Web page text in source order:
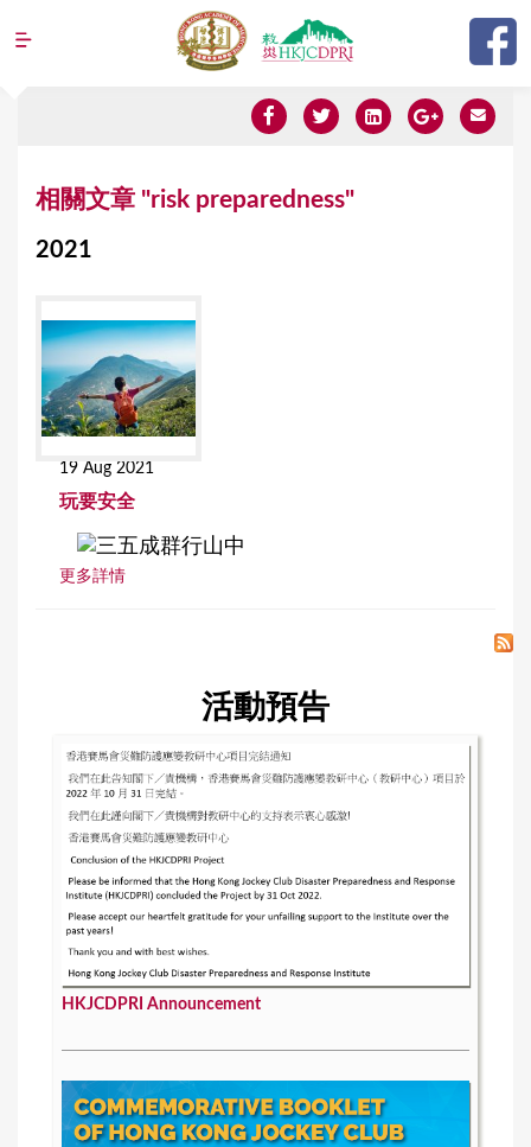
Jump to navigation
相關文章 "risk preparedness"
2021
19 Aug 2021
玩要安全
更多詳情
活動預告
HKJCDPRI Announcement